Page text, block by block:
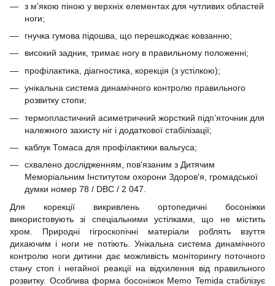
з м'якою піною у верхніх елементах для чутливих областей
ноги;
гнучка гумова підошва, що перешкоджає ковзанню;
високий задник, тримає ногу в правильному положенні;
профілактика, діагностика, корекція (з устілкою);
унікальна система динамічного контролю правильного
розвитку стопи;
термопластичний асиметричний жорсткий підп’яточник для
належного захисту ніг і додаткової стабілізації;
каблук Томаса для профілактики вальгуса;
схвалено дослідженням, пов'язаним з Дитячим
Меморіальним Інститутом охорони Здоров'я, громадської
думки номер 78 / DBC / 2 047.
Для корекції викривлень ортопедичні босоніжки
використовують зі спеціальними устілками, що не містить
хром. Природні гігроскопічні матеріали роблять взуття
дихаючим і ноги не потіють. Унікальна система динамічного
контролю ноги дитини дає можливість моніторингу поточного
стану стоп і негайної реакції на відхилення від правильного
розвитку. Особлива форма босоніжок Memo Temida стабілізує